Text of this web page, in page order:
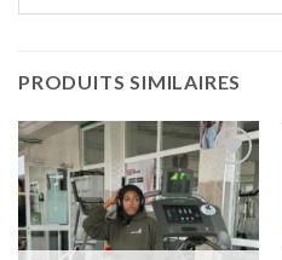
PRODUITS SIMILAIRES
Ajouter
à la liste
de
souhaits